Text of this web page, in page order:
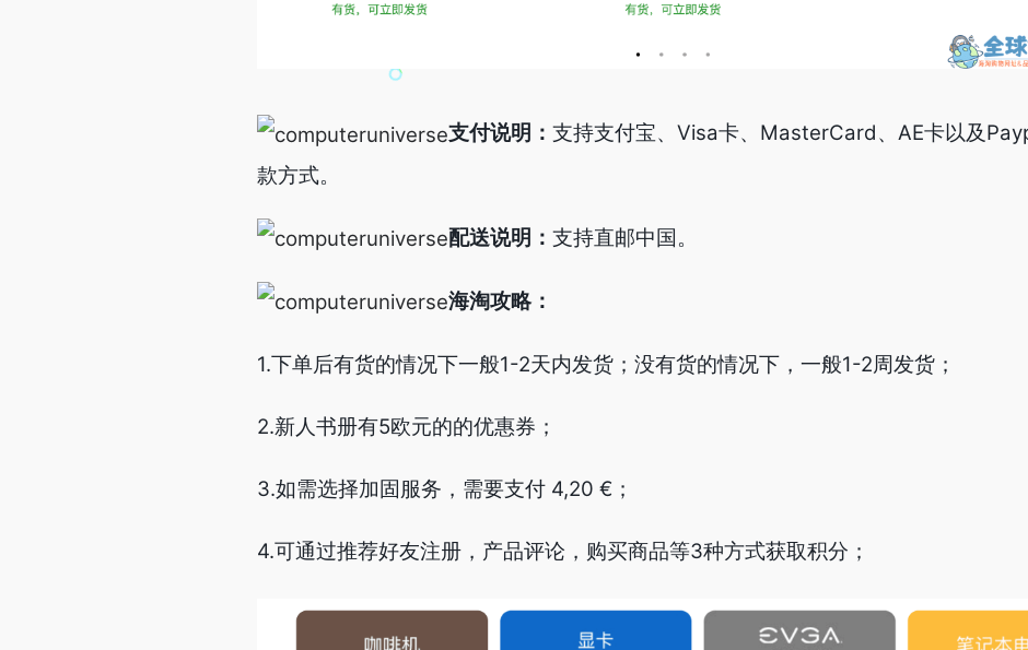
支付说明： 支持支付宝、Visa卡、MasterCard、AE卡以及
款方式。
配送说明： 支持直邮中国。
海淘攻略：
1.下单后有货的情况下一般1-2天内发货；没有货的情况下，一般1-2周发货；
2.新人书册有5欧元的的优惠券；
3.如需选择加固服务，需要支付 4,20 €；
4.可通过推荐好友注册，产品评论，购买商品等3种方式获取积分；